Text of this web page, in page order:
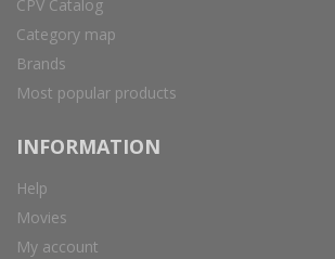
CPV Catalog
Category map
Brands
Most popular products
INFORMATION
Help
Movies
My account